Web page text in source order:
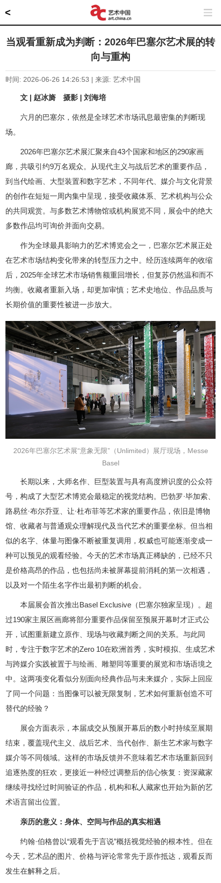
<
当观看重新成为判断：2026年巴塞尔艺术展的转
向与重构
时间: 2026-06-26 14:26:53 | 来源: 艺术中国
文 | 赵冰旖 摄影 | 刘海培
六月的巴塞尔，依然是全球艺术市场讯息最密集的判断现
场。
2026年巴塞尔艺术展汇聚来自43个国家和地区的290家画
廊，共吸引约9万名观众。从现代主义与战后艺术的重要作品，
到当代绘画、大型装置和数字艺术，不同年代、媒介与文化背景
的创作在短短一周内集中呈现，接受收藏体系、艺术机构与公众
的共同观赏。与多数艺术博物馆或机构展览不同，展会中的绝大
多数作品均可询价并面向交易。
作为全球最具影响力的艺术博览会之一，巴塞尔艺术展正处
在艺术市场结构变化带来的转型压力之中。经历连续两年的收缩
后，2025年全球艺术市场销售额重回增长，但复苏仍然温和而不
均衡。收藏者重新入场，却更加审慎；艺术史地位、作品品质与
长期价值的重要性被进一步放大。
2026年巴塞尔艺术展“意象无限”（Unlimited）展厅现场，Messe
Basel
长期以来，大师名作、巨型装置与具有高度辨识度的公众符
号，构成了大型艺术博览会最稳定的视觉结构。巴勃罗·毕加索、
路易丝·布尔乔亚、让·杜布菲等艺术家的重要作品，依旧是博物
馆、收藏者与普通观众理解现代及当代艺术的重要坐标。但当相
似的名字、体量与图像不断被重复调用，权威也可能逐渐变成一
种可以预见的观看经验。今天的艺术市场真正稀缺的，已经不只
是价格高昂的作品，也包括尚未被屏幕提前消耗的第一次相遇，
以及对一个陌生名字作出最初判断的机会。
本届展会首次推出Basel Exclusive（巴塞尔独家呈现）。超
过190家主展区画廊将部分重要作品保留至预展开幕时才正式公
开，试图重新建立原作、现场与收藏判断之间的关系。与此同
时，专注于数字艺术的Zero 10在欧洲首秀，实时模拟、生成艺术
与跨媒介实践被置于与绘画、雕塑同等重要的展览和市场语境之
中。这两项变化看似分别面向经典作品与未来媒介，实际上回应
了同一个问题：当图像可以被无限复制，艺术如何重新创造不可
替代的经验？
展会方面表示，本届成交从预展开幕后的数小时持续至展期
结束，覆盖现代主义、战后艺术、当代创作、新生艺术家与数字
媒介等不同领域。这样的市场反馈并不意味着艺术市场重新回到
追逐热度的狂欢，更接近一种经过调整后的信心恢复：资深藏家
继续寻找经过时间验证的作品，机构和私人藏家也开始为新的艺
术语言留出位置。
亲历的意义：身体、空间与作品的真实相遇
约翰·伯格曾以“观看先于言说”概括视觉经验的根本性。但在
今天，艺术品的图片、价格与评论常常先于原作抵达，观看反而
发生在解释之后。